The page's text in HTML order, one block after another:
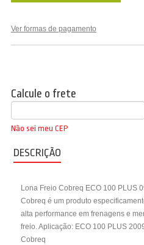
Ver formas de pagamento
Calcule o frete
Não sei meu CEP
DESCRIÇÃO
Lona Freio Cobreq ECO 100 PLUS
Cobreq é um produto
alta performance em frenagens e
freio. Aplicação: ECO 100 PLUS
Cobreq